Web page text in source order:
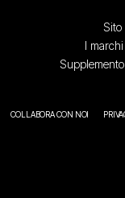
Sito
I
COLLABORA CON NOI